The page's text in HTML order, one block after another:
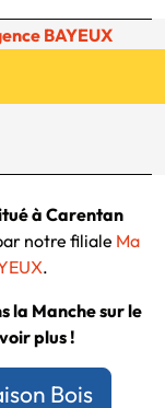
BAYEUX
à Carentan
notre filiale Ma
.
la Manche sur le
plus !
Bois